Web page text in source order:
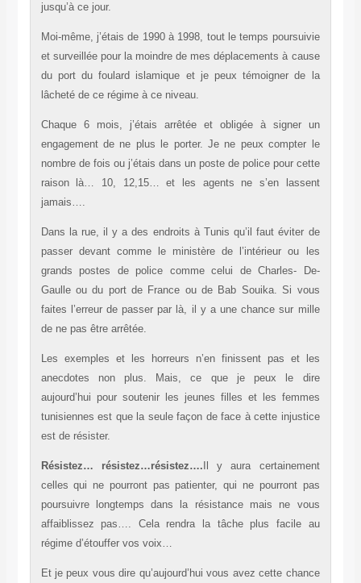
jusqu’à ce jour.
Moi-même, j’étais de 1990 à 1998, tout le temps poursuivie
et surveillée pour la moindre de mes déplacements à cause
du port du foulard islamique et je peux témoigner de la
lâcheté de ce régime à ce niveau.
Chaque 6 mois, j’étais arrêtée et obligée à signer un
engagement de ne plus le porter. Je ne peux compter le
nombre de fois ou j’étais dans un poste de police pour cette
raison là… 10, 12,15… et les agents ne s’en lassent
jamais….
Dans la rue, il y a des endroits à Tunis qu’il faut éviter de
passer devant comme le ministère de l’intérieur ou les
grands postes de police comme celui de Charles- De-
Gaulle ou du port de France ou de Bab Souika. Si vous
faites l’erreur de passer par là, il y a une chance sur mille
de ne pas être arrêtée.
Les exemples et les horreurs n’en finissent pas et les
anecdotes non plus. Mais, ce que je peux le dire
aujourd’hui pour soutenir les jeunes filles et les femmes
tunisiennes est que la seule façon de face à cette injustice
est de résister.
Résistez… résistez…résistez…. Il y aura certainement
celles qui ne pourront pas patienter, qui ne pourront pas
poursuivre longtemps dans la résistance mais ne vous
affaiblissez pas…. Cela rendra la tâche plus facile au
régime d’étouffer vos voix…
Et je peux vous dire qu’aujourd’hui vous avez cette chance